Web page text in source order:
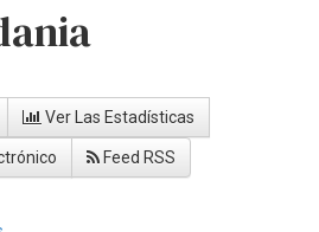
Ver Las Estadísticas
Feed RSS